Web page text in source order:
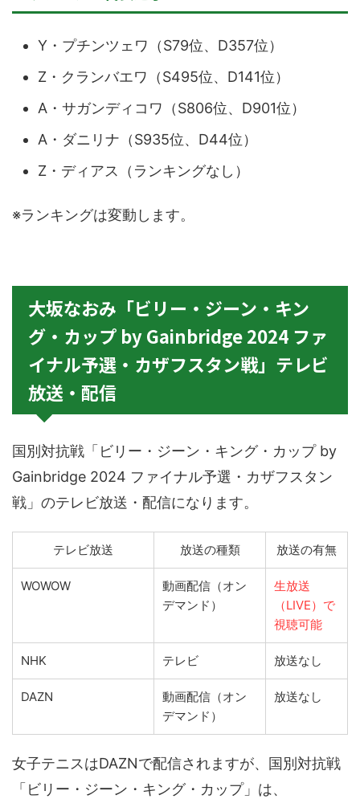
Y・プチンツェワ（S79位、D357位）
Z・クランバエワ（S495位、D141位）
A・サガンディコワ（S806位、D901位）
A・ダニリナ（S935位、D44位）
Z・ディアス（ランキングなし）
※ランキングは変動します。
大坂なおみ「ビリー・ジーン・キン
グ・カップ by Gainbridge 2024 ファ
イナル予選・カザフスタン戦」テレビ
放送・配信
国別対抗戦「ビリー・ジーン・キング・カップ by
Gainbridge 2024 ファイナル予選・カザフスタン
戦」のテレビ放送・配信になります。
テレビ放送 放送の種類 放送の有無
WOWOW
動画配信（オン
デマンド）
生放送
（LIVE）で
視聴可能
NHK テレビ 放送なし
DAZN
動画配信（オン
デマンド）
放送なし
女子テニスはDAZNで配信されますが、国別対抗戦
「ビリー・ジーン・キング・カップ」は、